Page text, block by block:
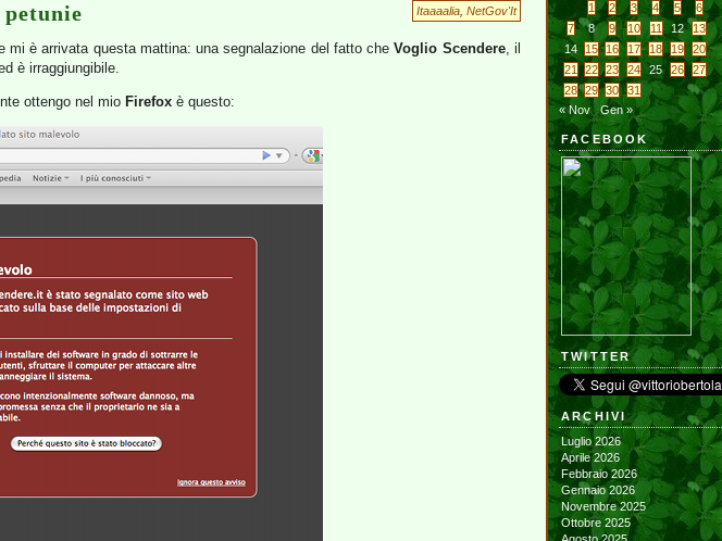
Itaaaalia NetGov'It
è arrivata questa mattina: una segnalazione del fatto cheVoglio Scendere, il
è irraggiungibile.
ottengo nel mio Firefoxè questo:
1
2 3 4 5
6
7
8 9 10 11 12
13
14
15 16 17 18 19
20
21
22 23 24 25 26
27
28
29 30
31
« Nov
Gen »
FACEBOOK
TWITTER
ARCHIVI
Luglio 2026
Aprile 2026
Febbraio 2026
Gennaio 2026
Novembre 2025
Ottobre 2025